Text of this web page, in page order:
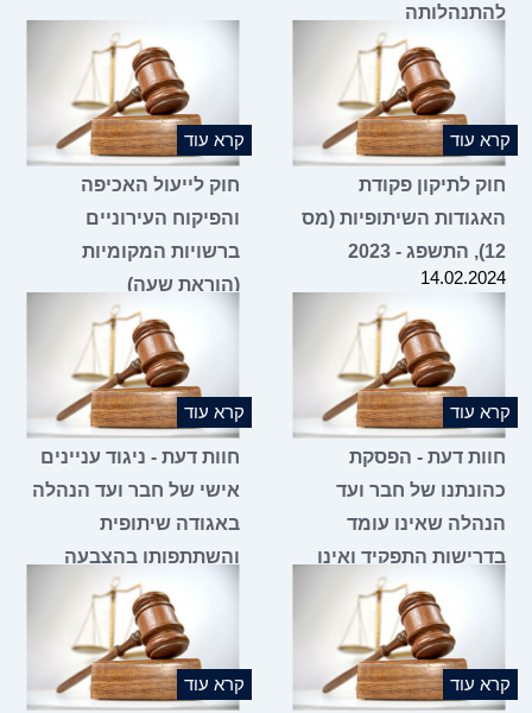
להתנהלותה
קרא עוד
חוק לתיקון פקודת
האגודות השיתופיות (מס
12), התשפג - 2023
14.02.2024
קרא עוד
חוק לייעול האכיפה
והפיקוח העירוניים
ברשויות המקומיות
(הוראת שעה)
קרא עוד
חוות דעת - הפסקת
כהונתנו של חבר ועד
הנהלה שאינו עומד
בדרישות התפקיד ואינו
מגיע לישיבות הוועד
ומילוי מקומו על ידי
מועמד אחר
28.12.2023
קרא עוד
חוות דעת - ניגוד עניינים
אישי של חבר ועד הנהלה
באגודה שיתופית
והשתתפותו בהצבעה
בעניין הסכם שכירות של
31.10.2023
קרא עוד
קרא עוד